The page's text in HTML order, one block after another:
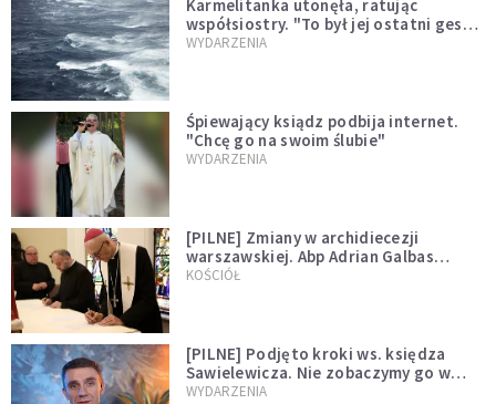
Karmelitanka utonęła, ratując
współsiostry. "To był jej ostatni gest
miłości"
WYDARZENIA
Śpiewający ksiądz podbija internet.
"Chcę go na swoim ślubie"
WYDARZENIA
[PILNE] Zmiany w archidiecezji
warszawskiej. Abp Adrian Galbas
wręczył dekrety nowym proboszczom
KOŚCIÓŁ
[PILNE] Podjęto kroki ws. księdza
Sawielewicza. Nie zobaczymy go w
mediach
WYDARZENIA